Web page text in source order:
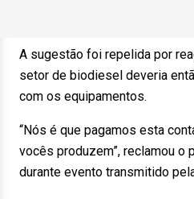
A sugestão foi repelida por
setor de biodiesel deveria
com os equipamentos.
“Nós é que pagamos esta
vocês produzem”, reclamou o
durante evento transmitido